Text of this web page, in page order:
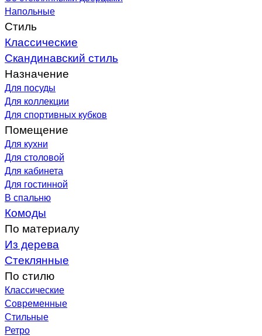
Напольные
Стиль
Классические
Скандинавский стиль
Назначение
Для посуды
Для коллекции
Для спортивных кубков
Помещение
Для кухни
Для столовой
Для кабинета
Для гостинной
В спальню
Комоды
По материалу
Из дерева
Стеклянные
По стилю
Классические
Современные
Стильные
Ретро